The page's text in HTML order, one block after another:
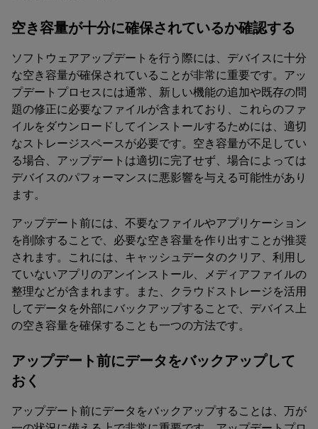
空き容量が十分に確保されているか確認する
ソフトウェアアップデートを行う際には、デバイスに十分
な空き容量が確保されていることが非常に重要です。アッ
プデートプロセスには通常、新しい機能の追加や既存の問
題の修正に必要なファイルが含まれており、これらのファ
イルをダウンロードしてインストールするためには、適切
なストレージスペースが必要です。空き容量が不足してい
る場合、アップデートは適切に完了せず、場合によっては
デバイスのパフォーマンスに悪影響を与える可能性があり
ます。
アップデート前には、不要なファイルやアプリケーション
を削除することで、必要な空き容量を作り出すことが推奨
されます。これには、キャッシュデータのクリア、利用し
ていないアプリのアンインストール、メディアファイルの
整理などが含まれます。また、クラウドストレージを活用
してデータを外部にバックアップすることで、デバイス上
の空き容量を確保することも一つの方法です。
アップデート前にデータをバックアップして
おく
アップデート前にデータをバックアップすることは、万が